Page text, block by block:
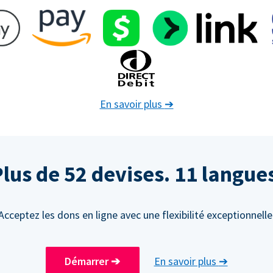
En savoir plus ➔
de 52 devises. 11
les dons en ligne avec une flexibilité
Démarrer➔ En savoir plus ➔